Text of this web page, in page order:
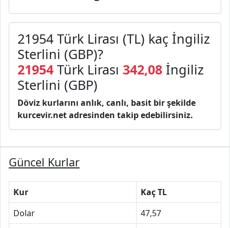
21954 Türk Lirası (TL) kaç İngiliz
Sterlini (GBP)?
21954 Türk Lirası 342,08 İngiliz
Sterlini (GBP)
Döviz kurlarını anlık, canlı, basit bir şekilde
kurcevir.net adresinden takip edebilirsiniz.
Güncel Kurlar
Kur
Kaç TL
Dolar
47,57